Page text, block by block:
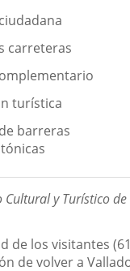
carreteras
turística
barreras
Cultural y Turístico
de los visitantes
de volver a